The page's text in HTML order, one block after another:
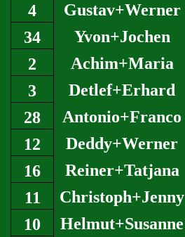
4
Gustav+Werner
34
Yvon+Jochen
2
Achim+Maria
3
Detlef+Erhard
28
Antonio+Franco
12
Deddy+Werner
16
Reiner+Tatjana
11
Christoph+Jenny
10
Helmut+Susanne